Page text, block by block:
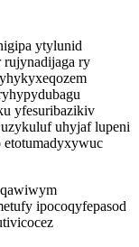
ytylunid
rujynadijaga ry
yfesuribazikiv
uhyjaf lupeni
ipocoqyfepasod